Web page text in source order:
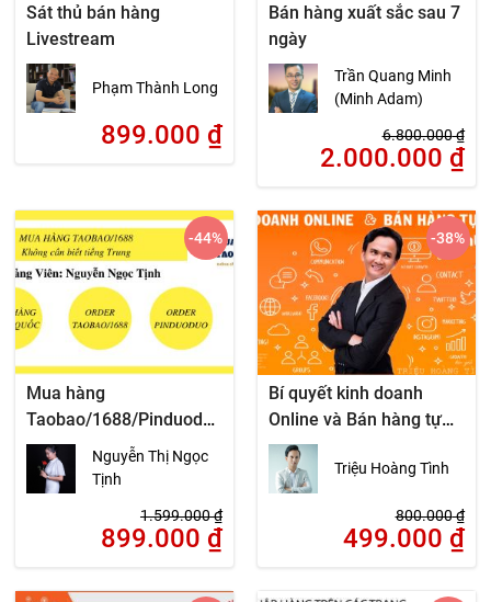
Sát thủ bán hàng
Livestream
Phạm Thành Long
899.000 ₫
Bán hàng xuất sắc sau 7
ngày
Trần Quang Minh
(Minh Adam)
6.800.000₫
2.000.000 ₫
Mua hàng
Taobao/1688/Pinduodu
o_Không cần biết tiếng
Trung
Nguyễn Thị Ngọc
Tịnh
1.599.000₫
899.000 ₫
-44%
Bí quyết kinh doanh
Online và Bán hàng tự
động trên Internet
Triệu Hoàng Tình
800.000₫
499.000 ₫
-38%